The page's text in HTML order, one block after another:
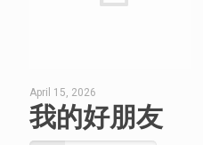
April 15, 2026
我的好朋友